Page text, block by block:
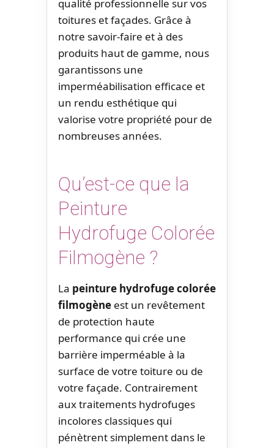
qualité professionnelle sur vos
toitures et façades. Grâce à
notre savoir-faire et à des
produits haut de gamme, nous
garantissons une
imperméabilisation efficace et
un rendu esthétique qui
valorise votre propriété pour de
nombreuses années.
Qu’est-ce que la
Peinture
Hydrofuge Colorée
Filmogène ?
La peinture hydrofuge colorée
filmogène est un revêtement
de protection haute
performance qui crée une
barrière imperméable à la
surface de votre toiture ou de
votre façade. Contrairement
aux traitements hydrofuges
incolores classiques qui
pénètrent simplement dans le